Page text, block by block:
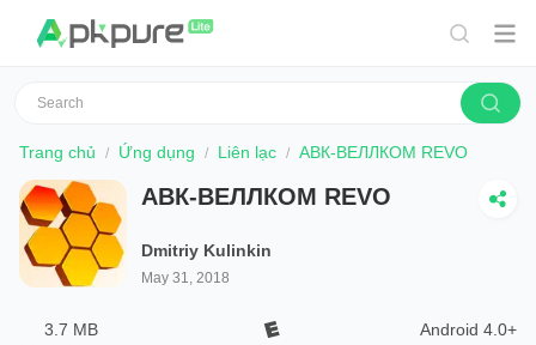
Trang chủ Ứng dụng Liên lạc АВК-ВЕЛЛКОМ REVO
АВК-ВЕЛЛКОМ REVO
Dmitriy Kulinkin
May 31, 2018
3.7 MB Android 4.0+